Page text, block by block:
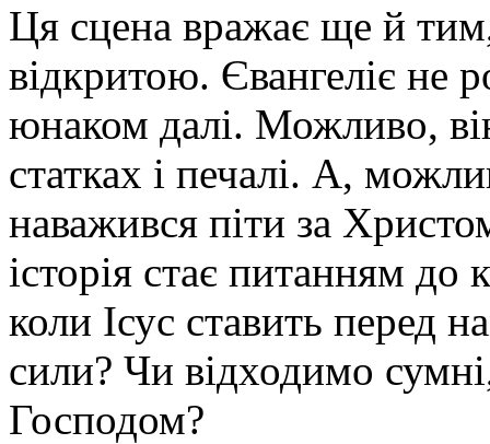
Ця сцена вражає ще й
відкритою. Євангеліє не
юнаком далі. Можливо,
статках і печалі. А,
наважився піти за
історія стає питанням
коли Ісус ставить перед
сили? Чи відходимо
Господом?